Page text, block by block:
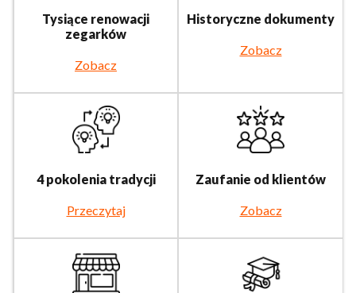
Tysiące renowacji
zegarków
Zobacz
Historyczne dokumenty
Zobacz
4 pokolenia tradycji
Przeczytaj
Zaufanie od klientów
Zobacz